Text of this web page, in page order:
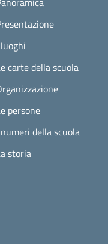
carte della scuola
persone
della scuola
storia